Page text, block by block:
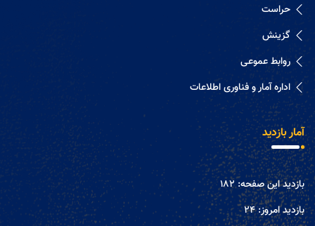
حراست
گزینش
روابط عموعی
اداره آمار و فناوری اطلاعات
آمار بازدید
بازدید این صفحه:182
بازدید امروز:24